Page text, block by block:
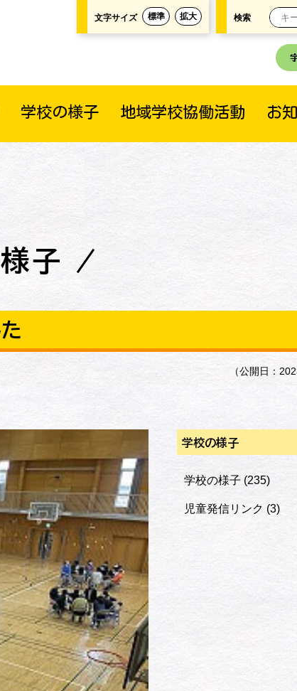
文字サイズ 標準 拡大 検索
学校の様子 地域学校協働活動 お
子
（公開日：
学校の様子
学校の様子 (235)
児童発信リンク (3)